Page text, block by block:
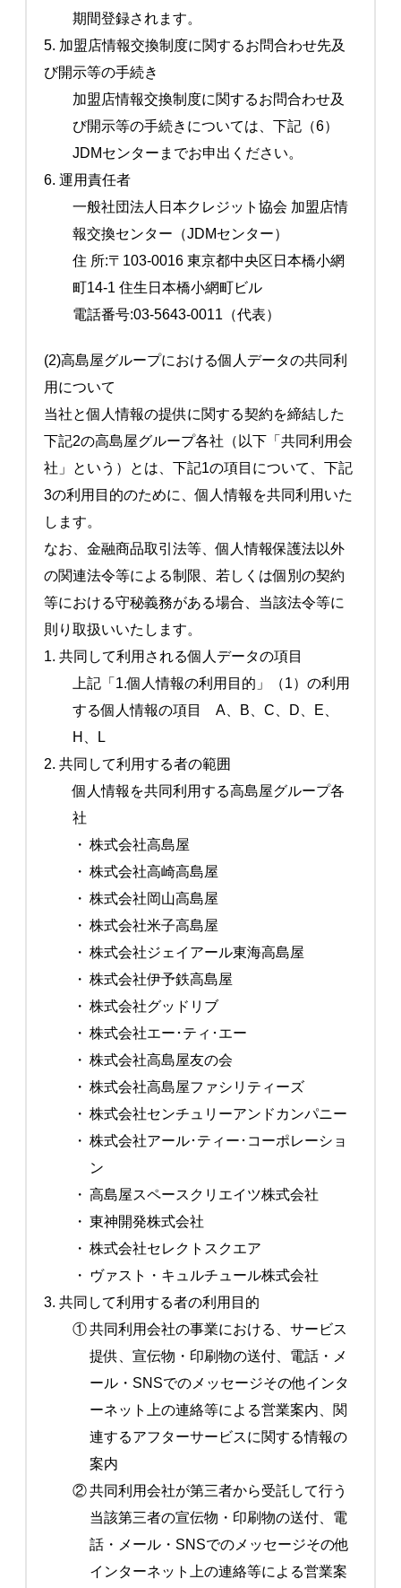
期間登録されます。
5. 加盟店情報交換制度に関するお問合わせ先及
び開示等の手続き
加盟店情報交換制度に関するお問合わせ及
び開示等の手続きについては、下記（6）
JDMセンターまでお申出ください。
6. 運用責任者
一般社団法人日本クレジット協会 加盟店情
報交換センター（JDMセンター）
住 所:〒103-0016 東京都中央区日本橋小網
町14-1 住生日本橋小網町ビル
電話番号:03-5643-0011（代表）
(2)高島屋グループにおける個人データの共同利
用について
当社と個人情報の提供に関する契約を締結した
下記2の高島屋グループ各社（以下「共同利用会
社」という）とは、下記1の項目について、下記
3の利用目的のために、個人情報を共同利用いた
します。
なお、金融商品取引法等、個人情報保護法以外
の関連法令等による制限、若しくは個別の契約
等における守秘義務がある場合、当該法令等に
則り取扱いいたします。
1. 共同して利用される個人データの項目
上記「1.個人情報の利用目的」（1）の利用
する個人情報の項目 A、B、C、D、E、
H、L
2. 共同して利用する者の範囲
個人情報を共同利用する高島屋グループ各
社
・ 株式会社高島屋
・ 株式会社高崎高島屋
・ 株式会社岡山高島屋
・ 株式会社米子高島屋
・ 株式会社ジェイアール東海高島屋
・ 株式会社伊予鉄高島屋
・ 株式会社グッドリブ
・ 株式会社エー･ティ･エー
・ 株式会社高島屋友の会
・ 株式会社高島屋ファシリティーズ
・ 株式会社センチュリーアンドカンパニー
・ 株式会社アール･ティー･コーポレーショ
ン
・ 高島屋スペースクリエイツ株式会社
・ 東神開発株式会社
・ 株式会社セレクトスクエア
・
ヴァスト・キュルチュール株式会社
3. 共同して利用する者の利用目的
①共同利用会社の事業における、サービス
提供、宣伝物・印刷物の送付、電話・メ
ール・SNSでのメッセージその他インタ
ーネット上の連絡等による営業案内、関
連するアフターサービスに関する情報の
案内
②共同利用会社が第三者から受託して行う
当該第三者の宣伝物・印刷物の送付、電
話・メール・SNSでのメッセージその他
インターネット上の連絡等による営業案